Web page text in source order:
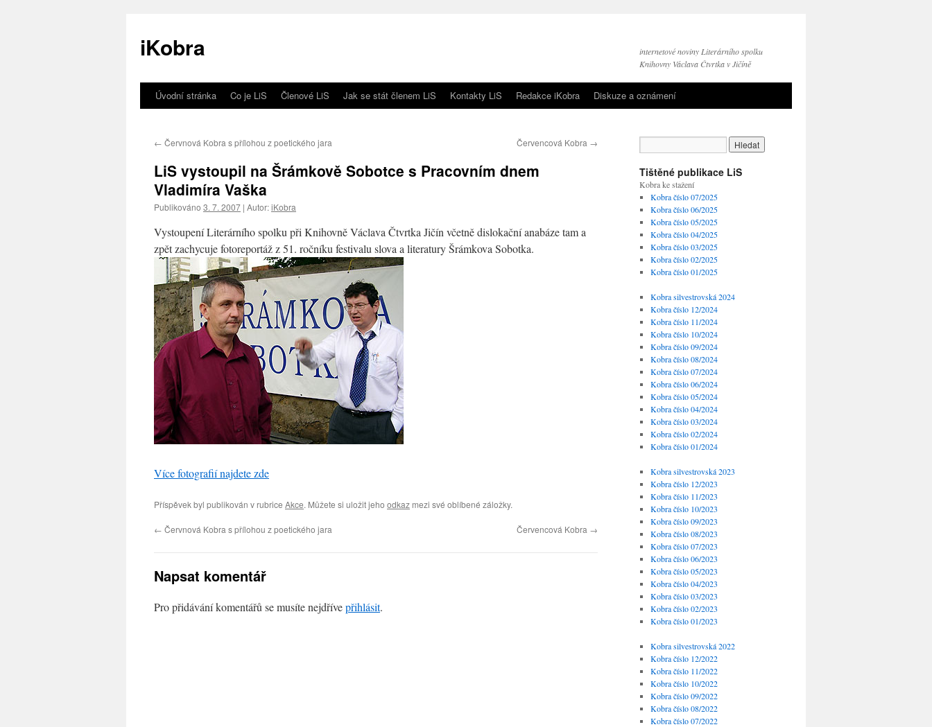
iKobra
internetové noviny Literárního spolku
Knihovny Václava Čtvrtka v Jičíně
Přejít
obsahu
webu
Úvodní stránka Co je LiS Členové LiS Jak se stát členem LiS Kontakty LiS Redakce iKobra Diskuze a oznámení
← Červnová Kobra s přílohou z poetického jara Červencová Kobra →
LiS vystoupil na Šrámkově Sobotce s Pracovním dnem
Vladimíra Vaška
Publikováno 3. 7. 2007 | Autor:iKobra
Vystoupení Literárního spolku při Knihovně Václava Čtvrtka Jičín včetně dislokační anabáze tam a
zpět zachycuje fotoreportáž z 51. ročníku festivalu slova a literatury Šrámkova Sobotka.
Více fotografií najdete zde
Příspěvek byl publikován v rubrice Akce. Můžete si uložit jeho odkaz mezi své oblíbené záložky.
← Červnová Kobra s přílohou z poetického jara Červencová Kobra →
Napsat komentář
Pro přidávání komentářů se musíte nejdřívepřihlásit.
Tištěné publikace LiS
Kobra ke stažení
Kobra číslo 07/2025
Kobra číslo 06/2025
Kobra číslo 05/2025
Kobra číslo 04/2025
Kobra číslo 03/2025
Kobra číslo 02/2025
Kobra číslo 01/2025
Kobra silvestrovská 2024
Kobra číslo 12/2024
Kobra číslo 11/2024
Kobra číslo 10/2024
Kobra číslo 09/2024
Kobra číslo 08/2024
Kobra číslo 07/2024
Kobra číslo 06/2024
Kobra číslo 05/2024
Kobra číslo 04/2024
Kobra číslo 03/2024
Kobra číslo 02/2024
Kobra číslo 01/2024
Kobra silvestrovská 2023
Kobra číslo 12/2023
Kobra číslo 11/2023
Kobra číslo 10/2023
Kobra číslo 09/2023
Kobra číslo 08/2023
Kobra číslo 07/2023
Kobra číslo 06/2023
Kobra číslo 05/2023
Kobra číslo 04/2023
Kobra číslo 03/2023
Kobra číslo 02/2023
Kobra číslo 01/2023
Kobra silvestrovská 2022
Kobra číslo 12/2022
Kobra číslo 11/2022
Kobra číslo 10/2022
Kobra číslo 09/2022
Kobra číslo 08/2022
Kobra číslo 07/2022